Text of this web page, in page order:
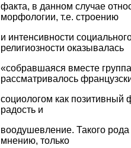
факта, в данном случае
морфологии, т.е. строению
и интенсивности
религиозности оказывалась
«собравшаяся вместе
рассматривалось
социологом как позитивный
радость и
воодушевление. Такого
мнению, только